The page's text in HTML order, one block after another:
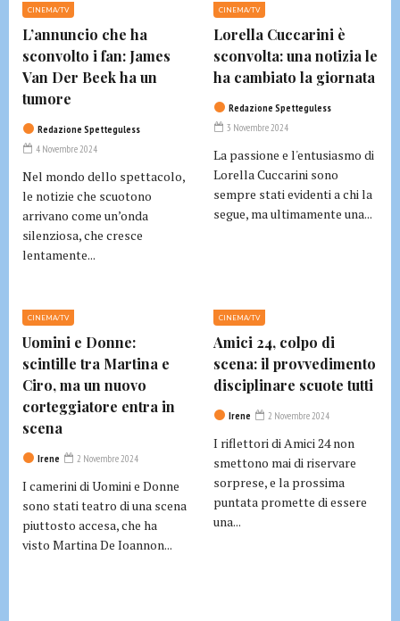
CINEMA/TV
L’annuncio che ha
sconvolto i fan: James
Van Der Beek ha un
tumore
Redazione Spetteguless
4 Novembre 2024
Nel mondo dello spettacolo,
le notizie che scuotono
arrivano come un’onda
silenziosa, che cresce
lentamente...
CINEMA/TV
Lorella Cuccarini è
sconvolta: una notizia le
ha cambiato la giornata
Redazione Spetteguless
3 Novembre 2024
La passione e l'entusiasmo di
Lorella Cuccarini sono
sempre stati evidenti a chi la
segue, ma ultimamente una...
CINEMA/TV
Uomini e Donne:
scintille tra Martina e
Ciro, ma un nuovo
corteggiatore entra in
scena
Irene 2 Novembre 2024
I camerini di Uomini e Donne
sono stati teatro di una scena
piuttosto accesa, che ha
visto Martina De Ioannon...
CINEMA/TV
Amici 24, colpo di
scena: il provvedimento
disciplinare scuote tutti
Irene 2 Novembre 2024
I riflettori di Amici 24 non
smettono mai di riservare
sorprese, e la prossima
puntata promette di essere
una...